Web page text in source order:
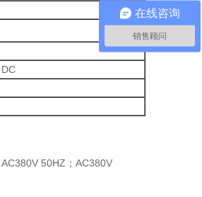
50HZ；AC380V
在线咨询
销售顾问